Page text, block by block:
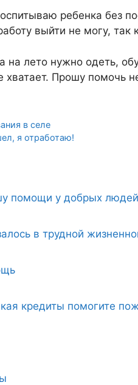
ребенка без
выйти не могу, так
на лето нужно одеть,
хватает. Прошу
в селе
я отработаю!
помощи у добрых людей
в трудной
кредиты помогите